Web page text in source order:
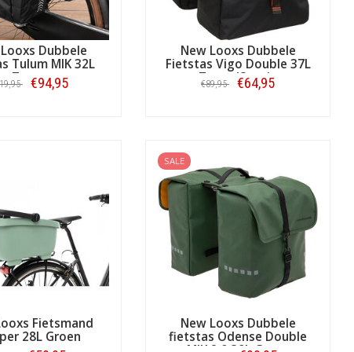
Dubbele
Tulum MIK 32L
Zwart€94,95
New Looxs Dubbele
Fietstas Vigo Double 37L
Zwart/Oranje
€89,95 €64,95
Fietsmand
28L Groen
SALE
New Looxs Dubbele
fietstas Odense Double